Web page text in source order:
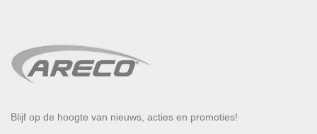
Blijf op de hoogte van nieuws, acties en promoties!